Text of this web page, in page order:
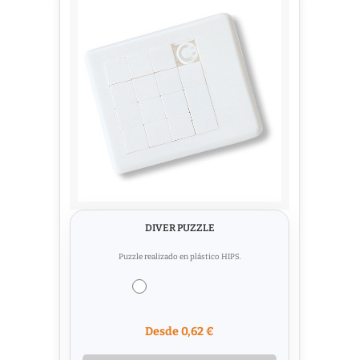
DIVER PUZZLE
Puzzle realizado en plástico HIPS.
Desde 0,62 €